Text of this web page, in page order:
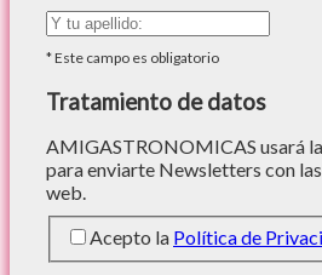
*Este campo es obligatorio
Tratamiento de datos
AMIGASTRONOMICAS usará
para enviarte Newsletters con
web.
Acepto la Política de